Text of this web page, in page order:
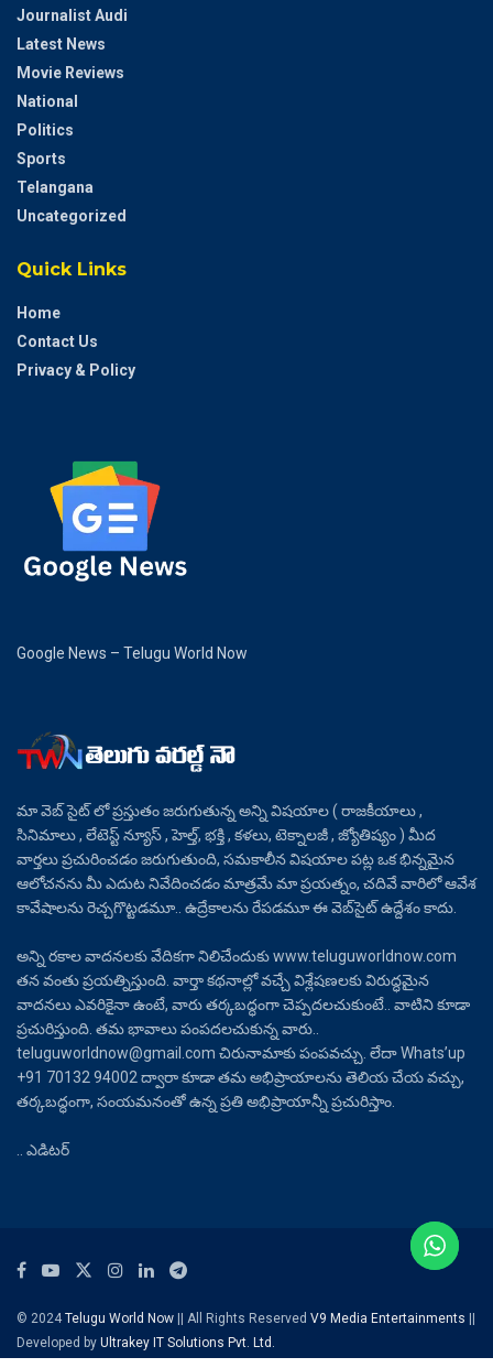
Journalist Audi
Latest News
Movie Reviews
National
Politics
Sports
Telangana
Uncategorized
Quick Links
Home
Contact Us
Privacy & Policy
Google News – Telugu World Now
మా వెబ్ సైట్ లో ప్రస్తుతం జరుగుతున్న అన్ని విషయాల ( రాజకీయాలు ,
సినిమాలు , లేటెస్ట్ న్యూస్ , హెల్త్, భక్తి , కళలు, టెక్నాలజీ , జ్యోతిష్యం ) మీద
వార్తలు ప్రచురించడం జరుగుతుంది, సమకాలీన విషయాల పట్ల ఒక భిన్నమైన
ఆలోచనను మీ ఎదుట నివేదించడం మాత్రమే మా ప్రయత్నం, చదివే వారిలో ఆవేశ
కావేషాలను రెచ్చగొట్టడమూ.. ఉద్రేకాలను రేపడమూ ఈ వెబ్‌సైట్ ఉద్దేశం కాదు.
అన్ని రకాల వాదనలకు వేదికగా నిలిచేందుకు www.teluguworldnow.com
తన వంతు ప్రయత్నిస్తుంది. వార్తా కథనాల్లో వచ్చే విశ్లేషణలకు విరుద్ధమైన
వాదనలు ఎవరికైనా ఉంటే, వారు తర్కబద్ధంగా చెప్పదలచుకుంటే.. వాటిని కూడా
ప్రచురిస్తుంది. తమ భావాలు పంపదలచుకున్న వారు..
teluguworldnow@gmail.com చిరునామాకు పంపవచ్చు. లేదా Whats’up
+91 70132 94002 ద్వారా కూడా తమ అభిప్రాయాలను తెలియ చేయ వచ్చు,
తర్కబద్ధంగా, సంయమనంతో ఉన్న ప్రతి అభిప్రాయాన్నీ ప్రచురిస్తాం.
.. ఎడిటర్
© 2024Telugu World Now || All Rights Reserved V9 Media Entertainments ||
Developed by Ultrakey IT Solutions Pvt. Ltd.